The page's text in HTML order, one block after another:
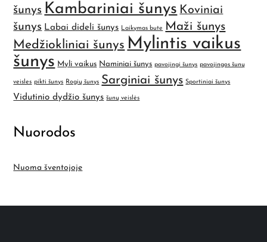
šunys Kambariniai šunys Koviniai
šunys Labai dideli šunys Laikymas bute
Maži šunys
Medžiokliniai šunys Mylintis vaikus
šunys Myli vaikus Naminiai šunys pavojingi šunys pavojingos šunų
veisles pikti šunys Rogių šunys Sarginiai šunys Sportiniai šunys
Vidutinio dydžio šunys šunų veislės
Nuorodos
Nuoma šventojoje